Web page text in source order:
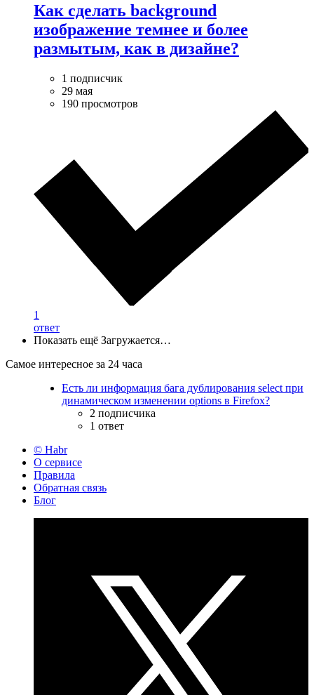
Как сделать background
изображение темнее и более
размытым, как в дизайне?
1 подписчик
29 мая
190 просмотров
1
ответ
Показать ещё Загружается…
Самое интересное за 24 часа
Есть ли информация бага дублирования select при
динамическом изменении options в Firefox?
2 подписчика
1 ответ
© Habr
О сервисе
Правила
Обратная связь
Блог